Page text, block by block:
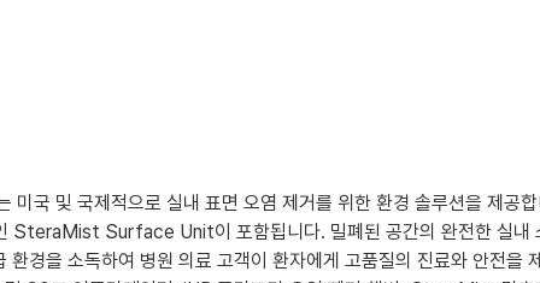
및 국제적으로 실내 표면 오염 제거를 위한 환경 솔루션을 제공
SteraMist Surface Unit이 포함됩니다. 밀폐된 공간의 완전한 실내
경을 소독하여 병원 의료 고객이 환자에게 고품질의 진료와 안전